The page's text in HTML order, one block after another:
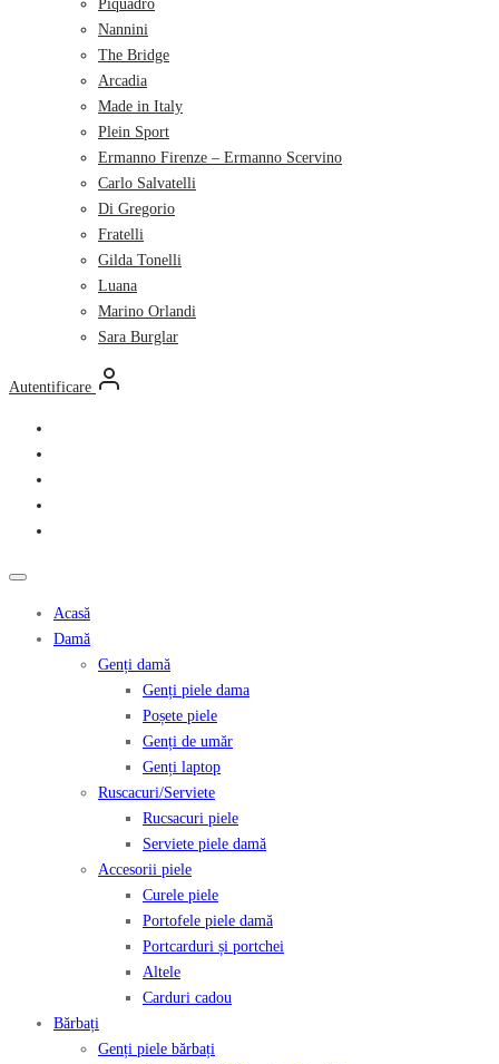
Piquadro
Nannini
The Bridge
Arcadia
Made in Italy
Plein Sport
Ermanno Firenze – Ermanno Scervino
Carlo Salvatelli
Di Gregorio
Fratelli
Gilda Tonelli
Luana
Marino Orlandi
Sara Burglar
Autentificare
Acasă
Damă
Genți damă
Genți piele dama
Poșete piele
Genți de umăr
Genți laptop
Ruscacuri/Serviete
Rucsacuri piele
Serviete piele damă
Accesorii piele
Curele piele
Portofele piele damă
Portcarduri și portchei
Altele
Carduri cadou
Bărbați
Genți piele bărbați